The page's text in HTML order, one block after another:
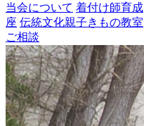
当会について 着付け師育成
座 伝統文化親子きもの教室
ご相談